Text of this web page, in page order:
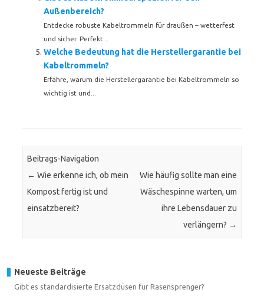
Außenbereich?
Entdecke robuste Kabeltrommeln für draußen – wetterfest
und sicher. Perfekt...
Welche Bedeutung hat die Herstellergarantie bei
Kabeltrommeln?
Erfahre, warum die Herstellergarantie bei Kabeltrommeln so
wichtig ist und...
Beitrags-Navigation
← Wie erkenne ich, ob mein
Kompost fertig ist und
einsatzbereit?
Wie häufig sollte man eine
Wäschespinne warten, um
ihre Lebensdauer zu
verlängern? →
Neueste Beiträge
Gibt es standardisierte Ersatzdüsen für Rasensprenger?